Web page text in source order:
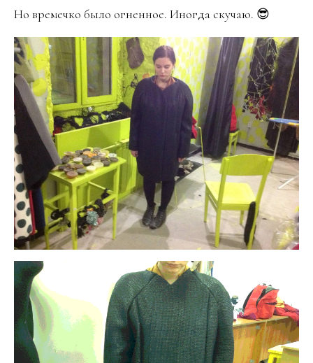
Но времечко было огненное. Иногда скучаю. 😎